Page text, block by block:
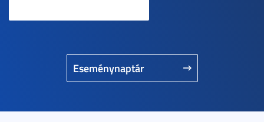
Eseménynaptár